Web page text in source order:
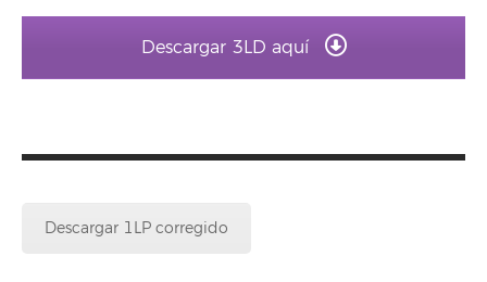
Descargar 3LD aquí
Descargar 1LP corregido